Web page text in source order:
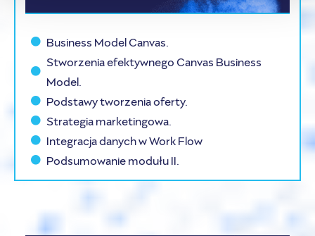
Business Model Canvas.
Stworzenia efektywnego Canvas Business
Model.
Podstawy tworzenia oferty.
Strategia marketingowa.
Integracja danych w Work Flow
Podsumowanie modułu II.